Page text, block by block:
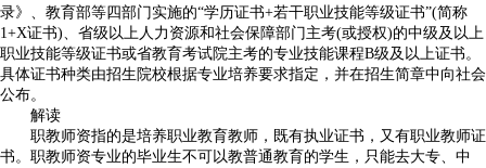
录》、教育部等四部门实施的“学历证书+若干职业技能等级证书”(简称
1+X证书)、省级以上人力资源和社会保障部门主考(或授权)的中级及以上
职业技能等级证书或省教育考试院主考的专业技能课程B级及以上证书。
具体证书种类由招生院校根据专业培养要求指定，并在招生简章中向社会
公布。
解读
职教师资指的是培养职业教育教师，既有执业证书，又有职业教师证
书。职教师资专业的毕业生不可以教普通教育的学生，只能去大专、中